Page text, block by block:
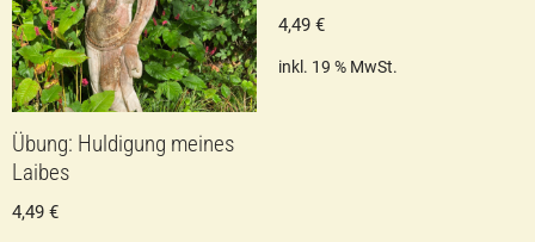
Übung: Huldigung meines
Laibes
4,49 €
4,49 €
inkl. 19 % MwSt.